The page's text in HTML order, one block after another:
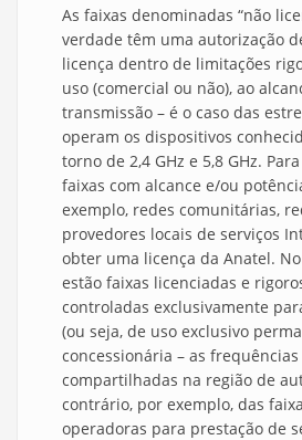
As faixas denominadas “não
verdade têm uma autorização
licença dentro de limitações
uso (comercial ou não), ao
transmissão – é o caso das
operam os dispositivos
torno de 2,4 GHz e 5,8 GHz.
faixas com alcance e/ou
exemplo, redes comunitárias,
provedores locais de serviços
obter uma licença da Anatel.
estão faixas licenciadas e
controladas exclusivamente
(ou seja, de uso exclusivo
concessionária – as
compartilhadas na região de
contrário, por exemplo, das
operadoras para prestação de